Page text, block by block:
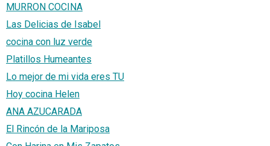
MURRON COCINA
Las Delicias de Isabel
cocina con luz verde
Platillos Humeantes
Lo mejor de mi vida eres TU
Hoy cocina Helen
ANA AZUCARADA
El Rincón de la Mariposa